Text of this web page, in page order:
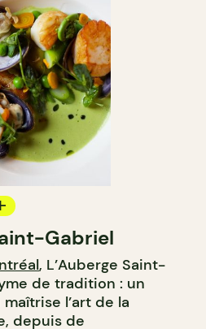
Gabriel
, L’Auberge Saint-
de tradition : un
l’art de la
depuis de